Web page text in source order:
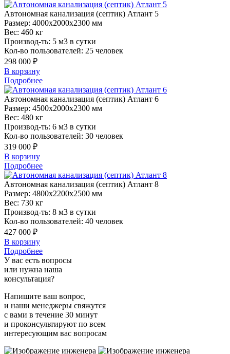
Автономная канализация (септик) Атлант 5
Размер: 4000x2000x2300 мм
Вес: 460 кг
Производ-ть: 5 м3 в сутки
Кол-во пользователей: 25 человек
298 000 ₽
В корзину
Подробнее
Автономная канализация (септик) Атлант 6
Размер: 4500x2000x2300 мм
Вес: 480 кг
Производ-ть: 6 м3 в сутки
Кол-во пользователей: 30 человек
319 000 ₽
В корзину
Подробнее
Автономная канализация (септик) Атлант 8
Размер: 4800x2200x2500 мм
Вес: 730 кг
Производ-ть: 8 м3 в сутки
Кол-во пользователей: 40 человек
427 000 ₽
В корзину
Подробнее
У вас есть вопросы
или нужна наша
консультация?
Напишите ваш вопрос,
и наши менеджеры свяжутся
с вами в течение 30 минут
и проконсультируют по всем
интересующим вас вопросам